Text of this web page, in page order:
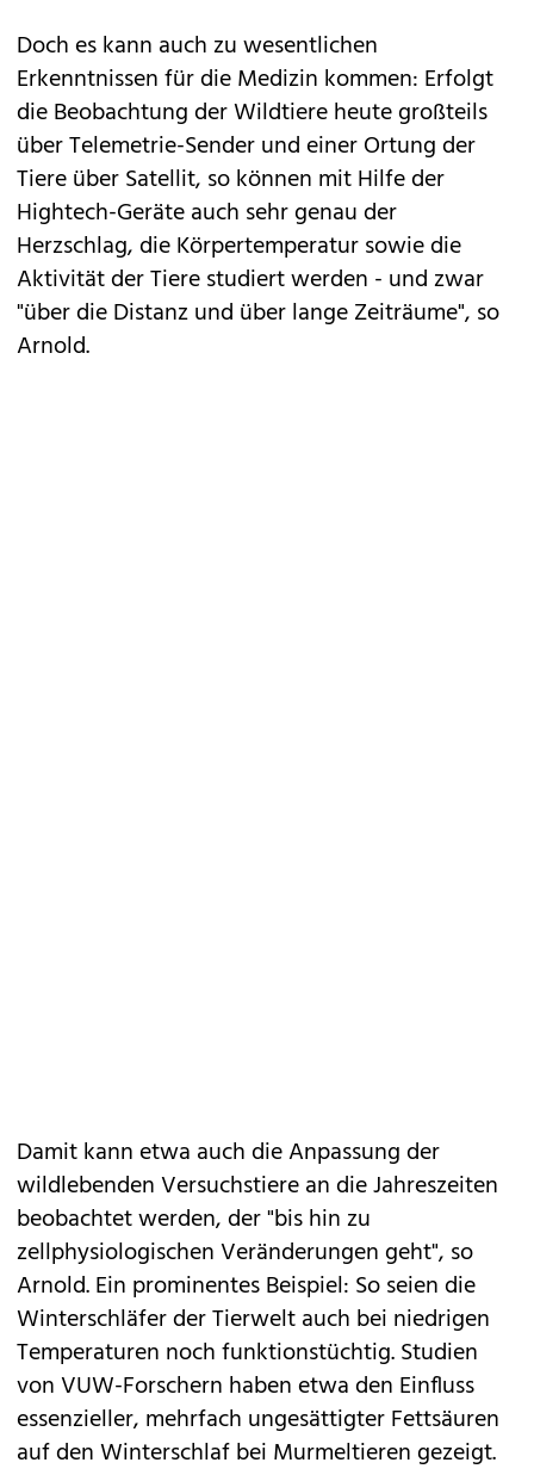
Doch es kann auch zu wesentlichen
Erkenntnissen für die Medizin kommen: Erfolgt
die Beobachtung der Wildtiere heute großteils
über Telemetrie-Sender und einer Ortung der
Tiere über Satellit, so können mit Hilfe der
Hightech-Geräte auch sehr genau der
Herzschlag, die Körpertemperatur sowie die
Aktivität der Tiere studiert werden - und zwar
"über die Distanz und über lange Zeiträume", so
Arnold.
Damit kann etwa auch die Anpassung der
wildlebenden Versuchstiere an die Jahreszeiten
beobachtet werden, der "bis hin zu
zellphysiologischen Veränderungen geht", so
Arnold. Ein prominentes Beispiel: So seien die
Winterschläfer der Tierwelt auch bei niedrigen
Temperaturen noch funktionstüchtig. Studien
von VUW-Forschern haben etwa den Einfluss
essenzieller, mehrfach ungesättigter Fettsäuren
auf den Winterschlaf bei Murmeltieren gezeigt.